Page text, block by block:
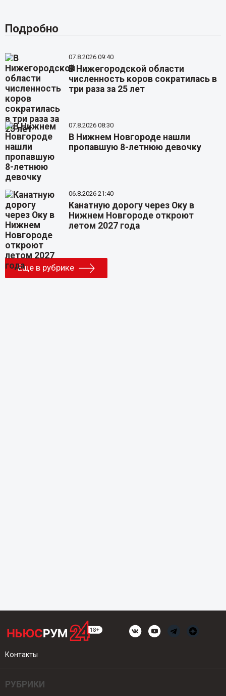
Подробно
07.8.2026 09:40
В Нижегородской области
численность коров сократилась в
три раза за 25 лет
07.8.2026 08:30
В Нижнем Новгороде нашли
пропавшую 8-летнюю девочку
06.8.2026 21:40
Канатную дорогу через Оку в
Нижнем Новгороде откроют
летом 2027 года
Еще в рубрике
Контакты
РУБРИКИ